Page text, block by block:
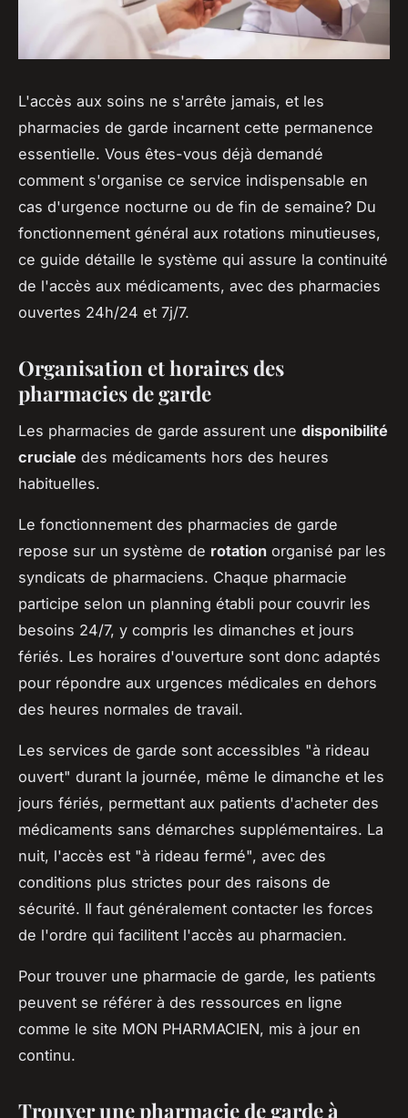
L'accès aux soins ne s'arrête jamais, et les
pharmacies de garde incarnent cette permanence
essentielle. Vous êtes-vous déjà demandé
comment s'organise ce service indispensable en
cas d'urgence nocturne ou de fin de semaine? Du
fonctionnement général aux rotations minutieuses,
ce guide détaille le système qui assure la continuité
de l'accès aux médicaments, avec des pharmacies
ouvertes 24h/24 et 7j/7.
Organisation et horaires des
pharmacies de garde
Les pharmacies de garde assurent une disponibilité
cruciale des médicaments hors des heures
habituelles.
Le fonctionnement des pharmacies de garde
repose sur un système de rotation organisé par les
syndicats de pharmaciens. Chaque pharmacie
participe selon un planning établi pour couvrir les
besoins 24/7, y compris les dimanches et jours
fériés. Les horaires d'ouverture sont donc adaptés
pour répondre aux urgences médicales en dehors
des heures normales de travail.
Les services de garde sont accessibles "à rideau
ouvert" durant la journée, même le dimanche et les
jours fériés, permettant aux patients d'acheter des
médicaments sans démarches supplémentaires. La
nuit, l'accès est "à rideau fermé", avec des
conditions plus strictes pour des raisons de
sécurité. Il faut généralement contacter les forces
de l'ordre qui facilitent l'accès au pharmacien.
Pour trouver une pharmacie de garde, les patients
peuvent se référer à des ressources en ligne
comme le site MON PHARMACIEN, mis à jour en
continu.
Trouver une pharmacie de garde à